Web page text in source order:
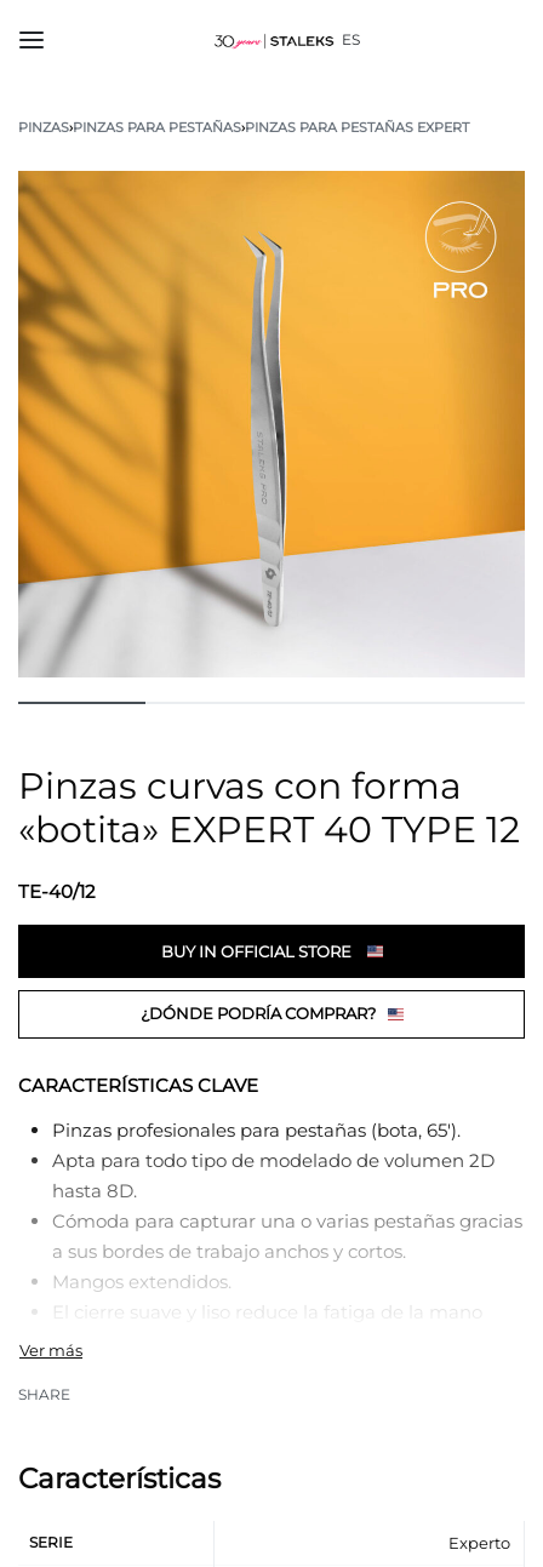
ES
PINZAS›PINZAS PARA PESTAÑAS›PINZAS PARA PESTAÑAS EXPERT
Pinzas curvas con forma
«botita» EXPERT 40 TYPE 12
TE-40/12
BUY IN OFFICIAL STORE
¿DÓNDE PODRÍA COMPRAR?
CARACTERÍSTICAS CLAVE
Pinzas profesionales para pestañas (bota, 65′).
Apta para todo tipo de modelado de volumen 2D
hasta 8D.
Cómoda para capturar una o varias pestañas gracias
a sus bordes de trabajo anchos y cortos.
Mangos extendidos.
El cierre suave y liso reduce la fatiga de la mano
durante el procedimiento gracias a las tres ranuras
Agarre firme del material gracias al cierre uniforme
trabajo.
El afilado manual profesional de las superficies de
pestañas.
SHARE
Características
SERIE Experto